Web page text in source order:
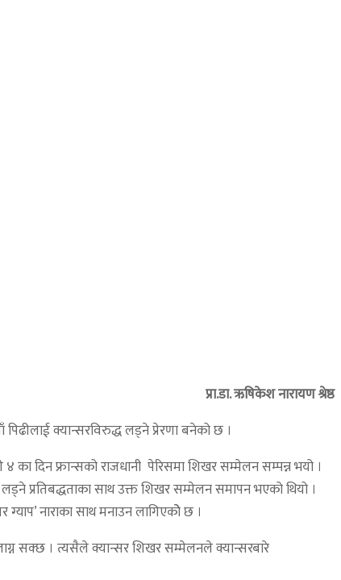
प्रा.डा. ऋषिकेश नारायण श्रेष्ठ
क्यान्सरविरुद्ध लड्ने प्रेरणा बनेको छ ।
४ का दिन फ्रान्सको राजधानी पेरिसमा शिखर सम्मेलन सम्पन्न भयो ।
प्रतिबद्धताका साथ उक्त शिखर सम्मेलन समापन भएको थियो ।
नाराका साथ मनाउन लागिएकोे छ ।
सक्छ । त्यसैले क्यान्सर शिखर सम्मेलनले क्यान्सरबारे